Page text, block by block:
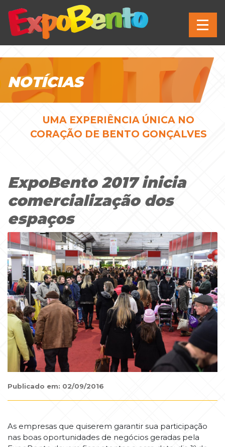
NOTÍCIAS
UMA EXPERIÊNCIA ÚNICA NO
CORAÇÃO DE BENTO GONÇALVES
ExpoBento 2017 inicia
comercialização dos
espaços
Publicado em: 02/09/2016
As empresas que quiserem garantir sua participação
nas boas oportunidades de negócios geradas pela